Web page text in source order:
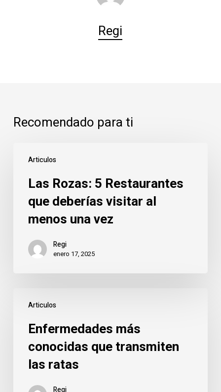
Regi
Recomendado para ti
Articulos
Rozas:
Restaurantes
deberías
Las Rozas: 5 Restaurantes
que deberías visitar al
menos una vez
Regi
enero 17, 2025
Articulos
conocidas
transmiten
Enfermedades más
conocidas que transmiten
las ratas
Regi